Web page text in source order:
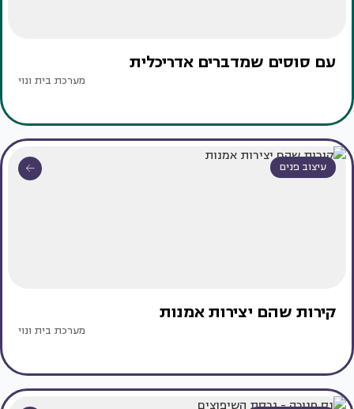
עם סוסים שמדברים אדריכלית
מערכת בית ונוי
עיצוב פנים
קירות שהם יצירות אמנות
מערכת בית ונוי